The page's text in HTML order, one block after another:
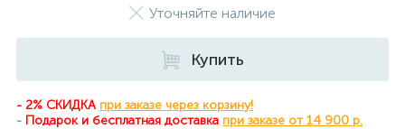
Уточняйте наличие
Купить
- 2% СКИДКА при заказе через корзину!
- Подарок и бесплатная доставка при заказе от 14 900 р.